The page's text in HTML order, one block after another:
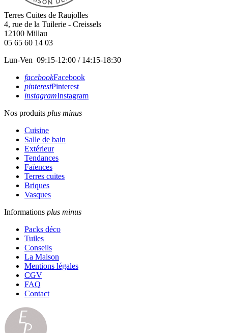
Terres Cuites de Raujolles
4, rue de la Tuilerie - Creissels
12100 Millau
05 65 60 14 03
Lun-Ven 09:15-12:00 / 14:15-18:30
facebookFacebook
pinterestPinterest
instagramInstagram
Nos produits plus minus
Cuisine
Salle de bain
Extérieur
Tendances
Faïences
Terres cuites
Briques
Vasques
Informations plus minus
Packs déco
Tuiles
Conseils
La Maison
Mentions légales
CGV
FAQ
Contact